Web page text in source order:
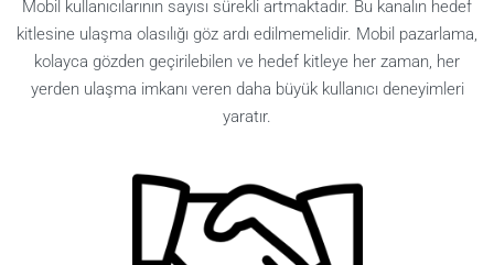
Mobil kullanıcılarının sayısı sürekli artmaktadır. Bu kanalın hedef
kitlesine ulaşma olasılığı göz ardı edilmemelidir. Mobil pazarlama,
kolayca gözden geçirilebilen ve hedef kitleye her zaman, her
yerden ulaşma imkanı veren daha büyük kullanıcı deneyimleri
yaratır.